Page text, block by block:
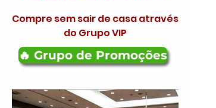
Compre sem sair de casa através
do Grupo VIP
🔥 Grupo de Promoções